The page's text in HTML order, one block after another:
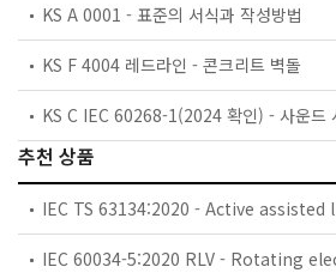
KS A 0001 - 표준의 서식과 작성방법
KS F 4004 레드라인 - 콘크리트 벽돌
추천 상품